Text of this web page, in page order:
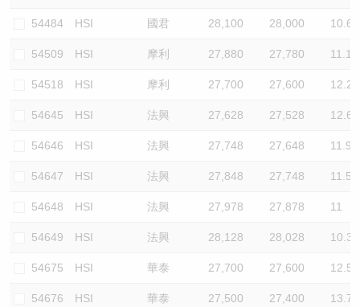
54484 HSI 國君 28,100 28,000 10.6
54509 HSI 摩利 27,880 27,780 11.1
54518 HSI 摩利 27,700 27,600 12.2
54645 HSI 法興 27,628 27,528 12.6
54646 HSI 法興 27,748 27,648 11.9
54647 HSI 法興 27,848 27,748 11.5
54648 HSI 法興 27,978 27,878 11
54649 HSI 法興 28,128 28,028 10.3
54675 HSI 華泰 27,700 27,600 12.5
54676 HSI 華泰 27,500 27,400 13.7